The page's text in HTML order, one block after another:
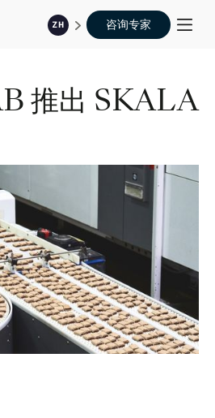
ZH 咨询专家
推出 SKALA